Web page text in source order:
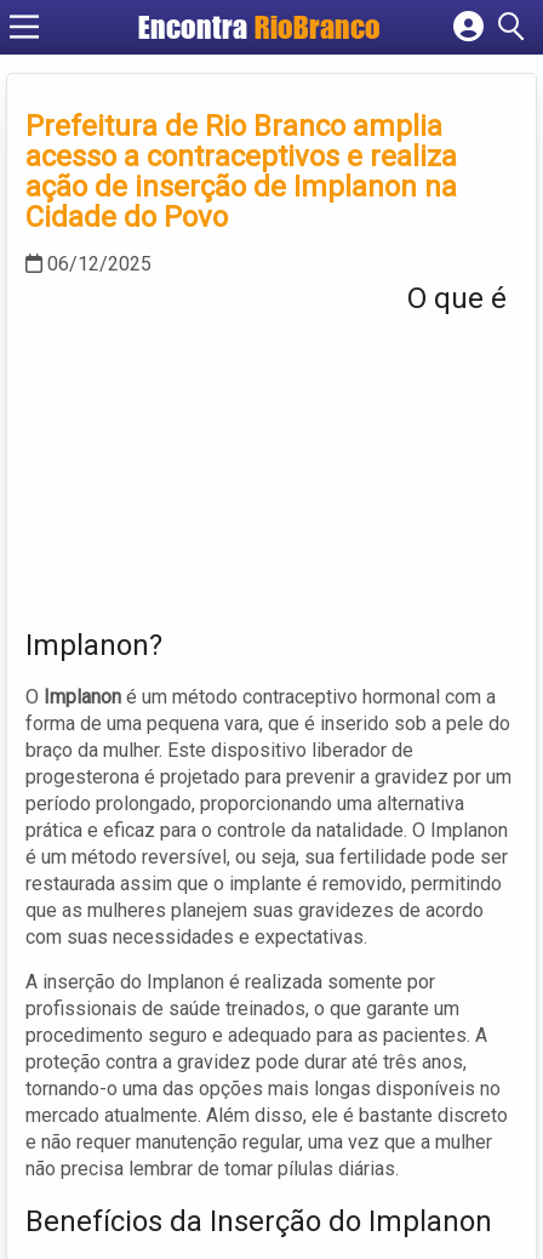
Encontra RioBranco
Cadastrar empresa
Criar conta
Prefeitura de Rio Branco amplia
acesso a contraceptivos e realiza
ação de inserção de Implanon na
Cidade do Povo
06/12/2025
O que é
Implanon?
O Implanon é um método contraceptivo hormonal com a
forma de uma pequena vara, que é inserido sob a pele do
braço da mulher. Este dispositivo liberador de
progesterona é projetado para prevenir a gravidez por um
período prolongado, proporcionando uma alternativa
prática e eficaz para o controle da natalidade. O Implanon
é um método reversível, ou seja, sua fertilidade pode ser
restaurada assim que o implante é removido, permitindo
que as mulheres planejem suas gravidezes de acordo
com suas necessidades e expectativas.
A inserção do Implanon é realizada somente por
profissionais de saúde treinados, o que garante um
procedimento seguro e adequado para as pacientes. A
proteção contra a gravidez pode durar até três anos,
tornando-o uma das opções mais longas disponíveis no
mercado atualmente. Além disso, ele é bastante discreto
e não requer manutenção regular, uma vez que a mulher
não precisa lembrar de tomar pílulas diárias.
Benefícios da Inserção do Implanon